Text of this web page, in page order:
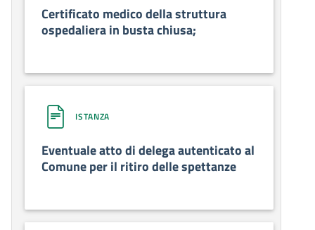
Certificato medico della struttura
ospedaliera in busta chiusa;
ISTANZA
Eventuale atto di delega autenticato al
Comune per il ritiro delle spettanze